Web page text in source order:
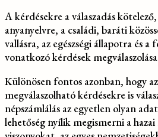
A kérdésekre a válaszadás
anyanyelvre, a családi, baráti
vallásra, az egészségi állapotra és a
vonatkozó kérdések
Különösen fontos azonban, hogy
megválaszolható kérdésekre is
népszámlálás az egyetlen olyan
lehetőség nyílik megismerni a hazai